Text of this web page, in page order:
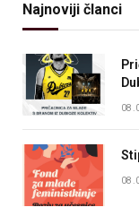
Najnoviji članci